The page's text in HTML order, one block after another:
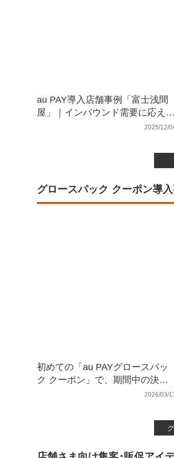
au PAY導入店舗事例「富士浅間
屋」｜インバウンド需要に応える
WeChat Pay対応で、レジの回転
2025/12/
グロースパック クーポン導入
初めての「au PAYグロースパッ
ク クーポン」で、期間中の決済
金額が驚異の347％アップ！ 株
2026/03/